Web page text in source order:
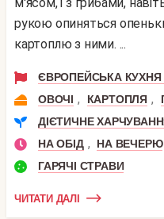
рукою опиняться
картоплю з ними. ...
ЄВРОПЕЙСЬКА КУХНЯ
ОВОЧІ , КАРТОПЛЯ ,
ДІЄТИЧНЕ
НА ОБІД ,
НА ВЕЧЕРЮ
ГАРЯЧІ СТРАВИ
ЧИТАТИ ДАЛІ